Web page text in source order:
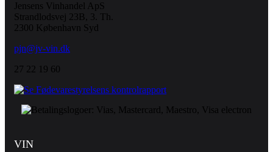
Jensens Vinhandel ApS
Strandlodsvej 23B, 3. Th.
2300 København Syd
pjn@jv-vin.dk
27 22 19 60
VIN